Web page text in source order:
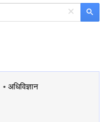
×
• अधिविज्ञान